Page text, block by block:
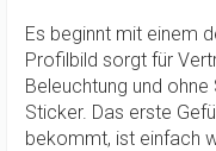
Es beginnt mit einem
Profilbild sorgt für
Beleuchtung und
Sticker. Das erste
bekommt, ist einfach